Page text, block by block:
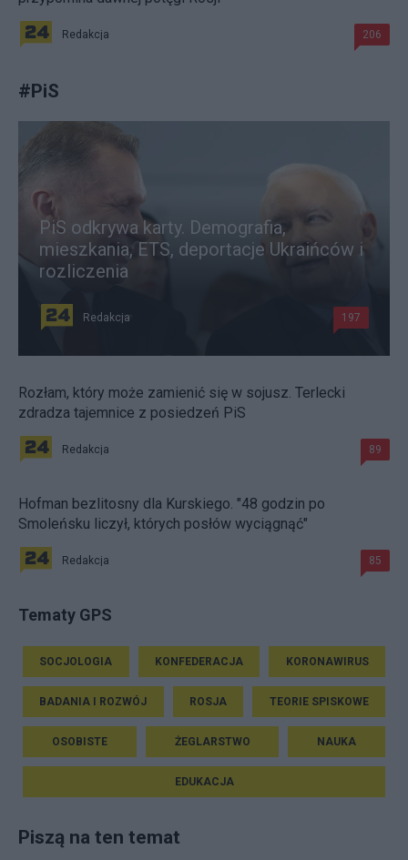
Redakcja 206
#PiS
PiS odkrywa karty. Demografia,
mieszkania, ETS, deportacje Ukraińców i
rozliczenia
Redakcja 197
Rozłam, który może zamienić się w sojusz. Terlecki
zdradza tajemnice z posiedzeń PiS
Redakcja 89
Hofman bezlitosny dla Kurskiego. "48 godzin po
Smoleńsku liczył, których posłów wyciągnąć"
Redakcja 85
Tematy GPS
SOCJOLOGIA KONFEDERACJA KORONAWIRUS
BADANIA I ROZWÓJ ROSJA TEORIE SPISKOWE
OSOBISTE ŻEGLARSTWO NAUKA
EDUKACJA
Piszą na ten temat